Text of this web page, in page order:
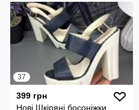
37
399 грн
Нові Шкіряні босоніжки